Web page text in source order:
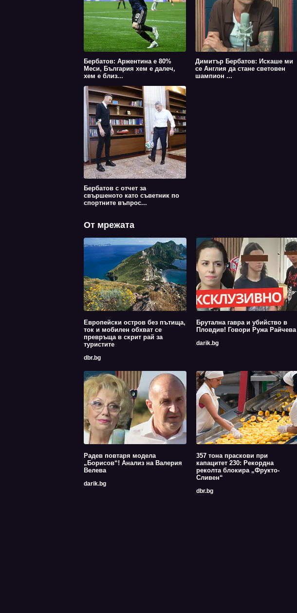
Бербатов: Аржентина е 80%
Меси, България хем е далеч,
хем е близ...
Димитър Бербатов: Искаше ми
се Англия да стане световен
шампион ...
Бербатов с отчет за
свършеното като съветник по
спортните въпрос...
От мрежата
Европейски остров без пътища,
ток и мобилен обхват се
превръща в скрит рай за
туристите
dbr.bg
Брутална гавра и убийство в
Пловдив! Говори Ружа Райчева
darik.bg
Радев повтаря модела
„Борисов“! Анализ на Валерия
Велева
darik.bg
357 тона праскови при
капацитет 230: Рекордна
реколта блокира „Фрукто-
Сливен“
dbr.bg